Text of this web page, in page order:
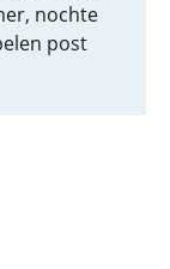
nochte
post